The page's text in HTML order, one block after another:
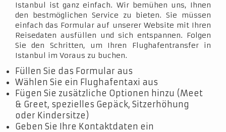
Istanbul ist ganz einfach. Wir bemühen uns, Ihnen
den bestmöglichen Service zu bieten. Sie müssen
einfach das Formular auf unserer Website mit Ihren
Reisedaten ausfüllen und sich entspannen. Folgen
Sie den Schritten, um Ihren Flughafentransfer in
Istanbul im Voraus zu buchen.
Füllen Sie das Formular aus
Wählen Sie ein Flughafentaxi aus
Fügen Sie zusätzliche Optionen hinzu (Meet
& Greet, spezielles Gepäck, Sitzerhöhung
oder Kindersitze)
Geben Sie Ihre Kontaktdaten ein